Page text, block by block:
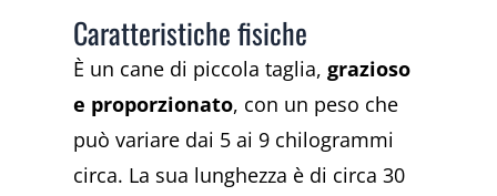
Caratteristiche fisiche
È un cane di piccola taglia,grazioso
e proporzionato, con un peso che
può variare dai 5 ai 9 chilogrammi
circa. La sua lunghezza è di circa 30